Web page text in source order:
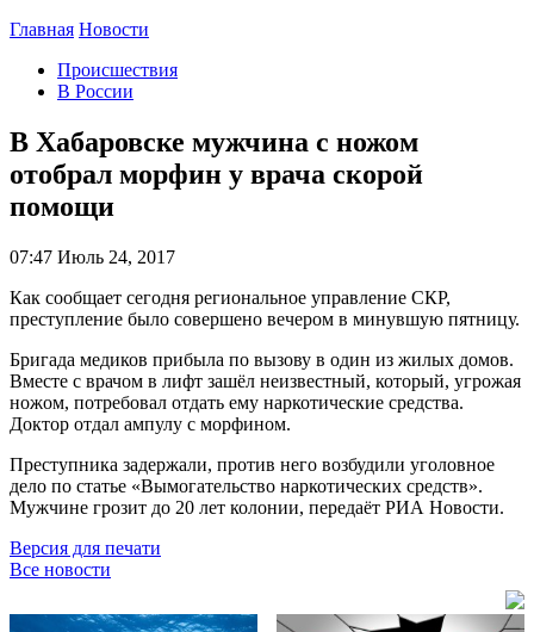
Главная Новости
Происшествия
В России
В Хабаровске мужчина с ножом
отобрал морфин у врача скорой
помощи
07:47 Июль 24, 2017
Как сообщает сегодня региональное управление СКР,
преступление было совершено вечером в минувшую пятницу.
Бригада медиков прибыла по вызову в один из жилых домов.
Вместе с врачом в лифт зашёл неизвестный, который, угрожая
ножом, потребовал отдать ему наркотические средства.
Доктор отдал ампулу с морфином.
Преступника задержали, против него возбудили уголовное
дело по статье «Вымогательство наркотических средств».
Мужчине грозит до 20 лет колонии, передаёт РИА Новости.
Версия для печати
Все новости